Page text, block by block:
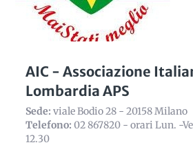
AIC - Associazione
Lombardia APS
Sede: viale Bodio 28 - 20158 Milano
Telefono: 02 867820 - orari Lun. -
12.30